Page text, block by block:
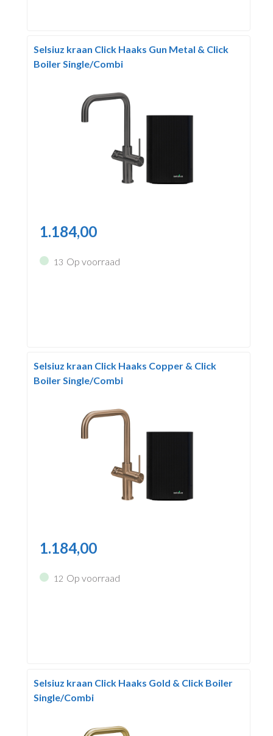
Selsiuz kraan Click Haaks Gun Metal & Click
Boiler Single/Combi
1.184,00
13 Op voorraad
Selsiuz kraan Click Haaks Copper & Click
Boiler Single/Combi
1.184,00
12 Op voorraad
Selsiuz kraan Click Haaks Gold & Click Boiler
Single/Combi